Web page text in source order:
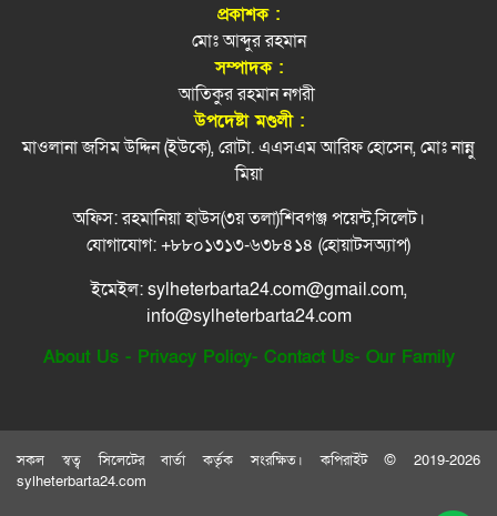
ফের জৈন্তাপুরে সড়ক দুর্ঘটনা, নিহত ১
পরিকল্পনামন্ত্রী মান্নানের বাড়ি-ঘর-ফ্ল্যাট নেই
রিয়ার অ্যাডমিরাল মাহবুব আলী খানের মৃত্যুবার্ষিকীতে
মন্ত্রী আরিফুল হক চৌধুরীর দোয়া ও শিরনি বিতরণ
নাসিম হোসাইন মহানগর বিএনপির সভাপতি পদে
সিলেটে শিশু ফাহিমা হত্যায় জাকিরের মৃ/ত্যু/দ/ণ্ড
ক্বিনব্রিজ আড়াল করে ‘আই লাভ সিলেট’ সাইনেজ,
সমালোচনা
স্বর্ণের দামে বড় লাফ, ভরি ছাড়াল সোয়া ২ লাখ
এবার ৫ দেশি মাছে মিলল মাইক্রোপ্লাস্টিক, বেশি
জ্বালানি সংকট থেকে উত্তরণে সময় লাগবে: সিলেটে
বাণিজ্য মন্ত্রী
প্রকাশক :
মোঃ আব্দুর রহমান
সম্পাদক :
আতিকুর রহমান নগরী
উপদেষ্টা মণ্ডলী :
মাওলানা জসিম উদ্দিন (ইউকে), রোটা. এএসএম আরিফ হোসেন, মোঃ নান্নু
মিয়া
অফিস: রহমানিয়া হাউস(৩য় তলা)শিবগঞ্জ পয়েন্ট,সিলেট।
যোগাযোগ: +৮৮০১৩১৩-৬৩৮৪১৪ (হোয়াটসঅ্যাপ)
ইমেইল: sylheterbarta24.com@gmail.com,
info@sylheterbarta24.com
About Us- Privacy Policy- Contact Us- Our Family
সকল স্বত্ব সিলেটের বার্তা কর্তৃক সংরক্ষিত। কপিরাইট © 2019-2026
sylheterbarta24.com